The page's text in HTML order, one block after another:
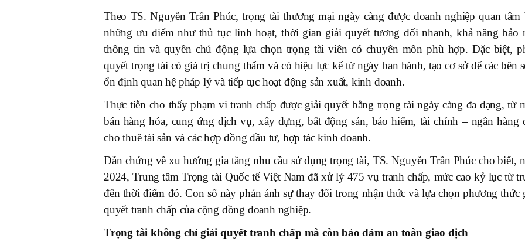
Theo TS. Nguyễn Trần Phúc, trọng tài thương mại ngày càng được doanh nghiệp quan tâm
những ưu điểm như thủ tục linh hoạt, thời gian giải quyết tương đối nhanh, khả năng bảo
thông tin và quyền chủ động lựa chọn trọng tài viên có chuyên môn phù hợp. Đặc biệt,
quyết trọng tài có giá trị chung thẩm và có hiệu lực kể từ ngày ban hành, tạo cơ sở để các bên
ổn định quan hệ pháp lý và tiếp tục hoạt động sản xuất, kinh doanh.
Thực tiễn cho thấy phạm vi tranh chấp được giải quyết bằng trọng tài ngày càng đa dạng, từ
bán hàng hóa, cung ứng dịch vụ, xây dựng, bất động sản, bảo hiểm, tài chính – ngân hàng
cho thuê tài sản và các hợp đồng đầu tư, hợp tác kinh doanh.
Dẫn chứng về xu hướng gia tăng nhu cầu sử dụng trọng tài, TS. Nguyễn Trần Phúc cho biết,
2024, Trung tâm Trọng tài Quốc tế Việt Nam đã xử lý 475 vụ tranh chấp, mức cao kỷ lục từ
đến thời điểm đó. Con số này phản ánh sự thay đổi trong nhận thức và lựa chọn phương thức
quyết tranh chấp của cộng đồng doanh nghiệp.
Trọng tài không chỉ giải quyết tranh chấp mà còn bảo đảm an toàn giao dịch